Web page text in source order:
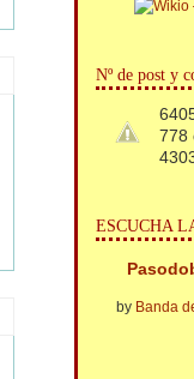
Nº de post y
778
ESCUCHA
by Banda